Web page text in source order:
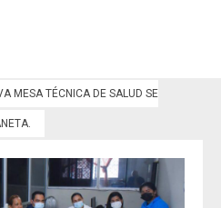
MESA TÉCNICA DE SALUD SE